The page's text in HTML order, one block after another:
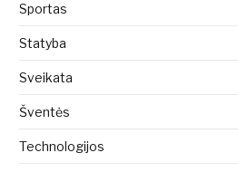
Sportas
Statyba
Sveikata
Šventės
Technologijos